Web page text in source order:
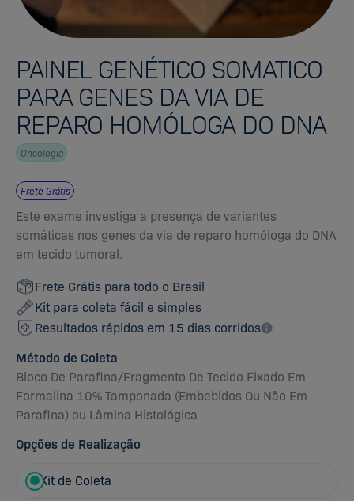
PAINEL GENÉTICO SOMATICO
PARA GENES DA VIA DE
REPARO HOMÓLOGA DO DNA
Oncologia
Frete Grátis
Este exame investiga a presença de variantes
somáticas nos genes da via de reparo homóloga do DNA
em tecido tumoral.
Frete Grátis para todo o Brasil
Kit para coleta fácil e simples
Resultados rápidos em 15 dias corridos
Método de Coleta
Bloco De Parafina/Fragmento De Tecido Fixado Em
Formalina 10% Tamponada (Embebidos Ou Não Em
Parafina) ou Lâmina Histológica
Opções de Realização
Kit de Coleta